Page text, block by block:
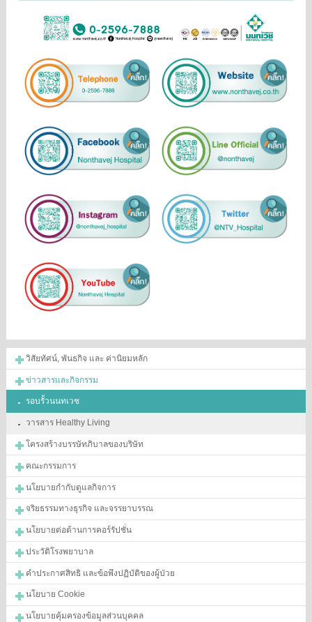
วิสัยทัศน์, พันธกิจ และ ค่านิยมหลัก
ข่าวสารและกิจกรรม
รอบรั้วนนทเวช
วารสาร Healthy Living
โครงสร้างบรรษัทภิบาลของบริษัท
คณะกรรมการ
นโยบายกำกับดูแลกิจการ
จริยธรรมทางธุรกิจ และจรรยาบรรณ
นโยบายต่อต้านการคอร์รัปชั่น
ประวัติโรงพยาบาล
คำประกาศสิทธิ และข้อพึงปฏิบัติของผู้ป่วย
นโยบาย Cookie
นโยบายคุ้มครองข้อมูลส่วนบุคคล